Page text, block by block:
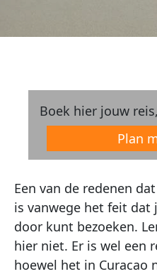
Boek hier jouw
Plan
Een van de redenen
is vanwege het feit dat
door kunt bezoeken.
hier niet. Er is wel een
hoewel het in Curacao